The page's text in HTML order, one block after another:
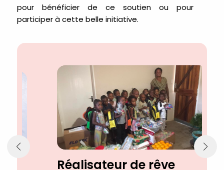
pour bénéficier de ce soutien ou pour
participer à cette belle initiative.
Réalisateur de rêve